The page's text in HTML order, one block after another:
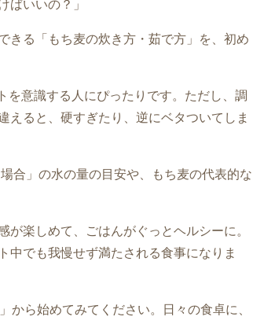
ばいいの？」
きる「もち麦の炊き方・茹で方」を、初め
を意識する人にぴったりです。ただし、調
えると、硬すぎたり、逆にベタついてしま
合」の水の量の目安や、もち麦の代表的な
楽しめて、ごはんがぐっとヘルシーに。
中でも我慢せず満たされる食事になりま
から始めてみてください。日々の食卓に、